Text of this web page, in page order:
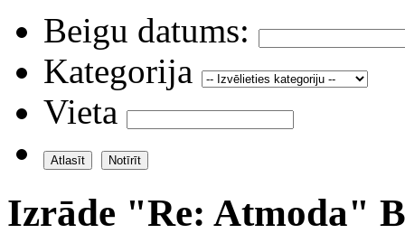
Beigu datums:
Kategorija
Vieta
Izrāde "Re: Atmoda"